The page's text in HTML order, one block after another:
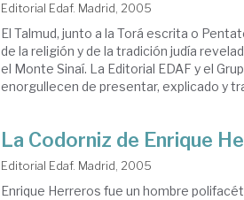
Editorial Edaf. Madrid, 2005
El Talmud, junto a la Torá escrita o
de la religión y de la tradición judía
el Monte Sinaí. La Editorial EDAF y el
enorgullecen de presentar, explicado y
La Codorniz de Enrique
Editorial Edaf. Madrid, 2005
Enrique Herreros fue un hombre